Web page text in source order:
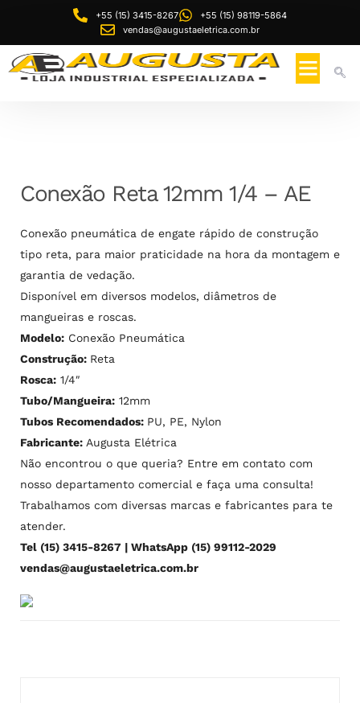
+55 (15) 3415-8267
+55 (15) 98119-5864
vendas@augustaeletrica.com.br
Conexão Reta 12mm 1/4 – AE
Conexão pneumática de engate rápido de construção
tipo reta, para maior praticidade na hora da montagem e
garantia de vedação.
Disponível em diversos modelos, diâmetros de
mangueiras e roscas.
Modelo: Conexão Pneumática
Construção: Reta
Rosca: 1/4″
Tubo/Mangueira: 12mm
Tubos Recomendados: PU, PE, Nylon
Fabricante: Augusta Elétrica
Não encontrou o que queria? Entre em contato com
nosso departamento comercial e faça uma consulta!
Trabalhamos com diversas marcas e fabricantes para te
atender.
Tel (15) 3415-8267 | WhatsApp (15) 99112-2029
vendas@augustaeletrica.com.br